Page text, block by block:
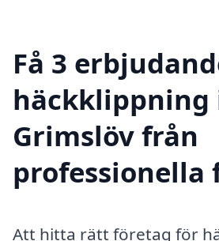
Få 3
häckklippning
Grimslöv från
professionella
Att hitta rätt företag för